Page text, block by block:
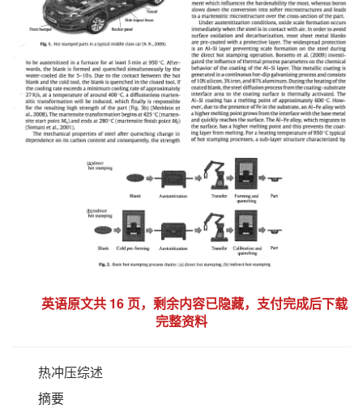
英语原文共 16 页，剩余内容已隐藏，支付完成后下载
完整资料
热冲压综述
摘要